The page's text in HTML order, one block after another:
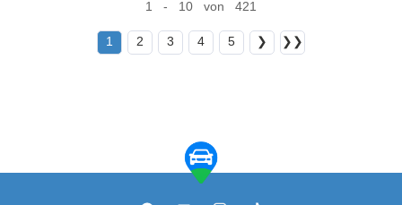
1 - 10 von 421
1 2 3 4 5 ❯ ❯❯